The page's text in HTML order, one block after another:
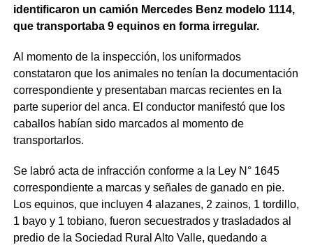
identificaron un camión Mercedes Benz modelo 1114,
que transportaba 9 equinos en forma irregular.
Al momento de la inspección, los uniformados
constataron que los animales no tenían la documentación
correspondiente y presentaban marcas recientes en la
parte superior del anca. El conductor manifestó que los
caballos habían sido marcados al momento de
transportarlos.
Se labró acta de infracción conforme a la Ley N° 1645
correspondiente a marcas y señales de ganado en pie.
Los equinos, que incluyen 4 alazanes, 2 zainos, 1 tordillo,
1 bayo y 1 tobiano, fueron secuestrados y trasladados al
predio de la Sociedad Rural Alto Valle, quedando a